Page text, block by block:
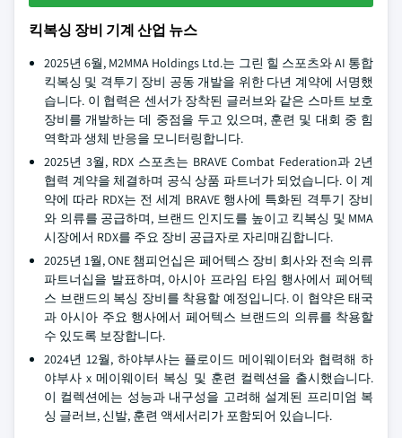
킥복싱 장비 기계 산업 뉴스
2025년 6월, M2MMA Holdings Ltd.는 그린 힐 스포츠와 AI 통합
킥복싱 및 격투기 장비 공동 개발을 위한 다년 계약에 서명했
습니다. 이 협력은 센서가 장착된 글러브와 같은 스마트 보호
장비를 개발하는 데 중점을 두고 있으며, 훈련 및 대회 중 힘
역학과 생체 반응을 모니터링합니다.
2025년 3월, RDX 스포츠는 BRAVE Combat Federation과 2년
협력 계약을 체결하며 공식 상품 파트너가 되었습니다. 이 계
약에 따라 RDX는 전 세계 BRAVE 행사에 특화된 격투기 장비
와 의류를 공급하며, 브랜드 인지도를 높이고 킥복싱 및 MMA
시장에서 RDX를 주요 장비 공급자로 자리매김합니다.
2025년 1월, ONE 챔피언십은 페어텍스 장비 회사와 전속 의류
파트너십을 발표하며, 아시아 프라임 타임 행사에서 페어텍
스 브랜드의 복싱 장비를 착용할 예정입니다. 이 협약은 태국
과 아시아 주요 행사에서 페어텍스 브랜드의 의류를 착용할
수 있도록 보장합니다.
2024년 12월, 하야부사는 플로이드 메이웨이터와 협력해 하
야부사 x 메이웨이터 복싱 및 훈련 컬렉션을 출시했습니다.
이 컬렉션에는 성능과 내구성을 고려해 설계된 프리미엄 복
싱 글러브, 신발, 훈련 액세서리가 포함되어 있습니다.